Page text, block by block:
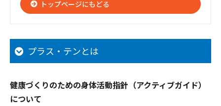
トップページにもどる
プラス・テンとは
健康づくりのための身体活動指針（アクティブガイド）
について